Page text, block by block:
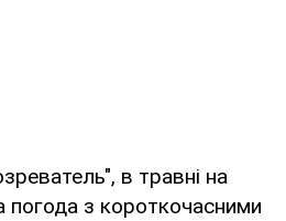
в травні на
погода з короткочасними